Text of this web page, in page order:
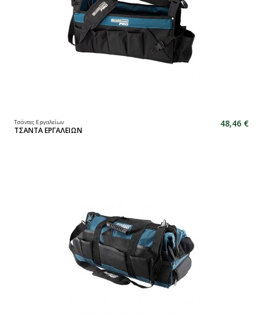
Τσάντες Εργαλείων
ΤΣΑΝΤΑ ΕΡΓΑΛΕΙΩΝ
48,46 €